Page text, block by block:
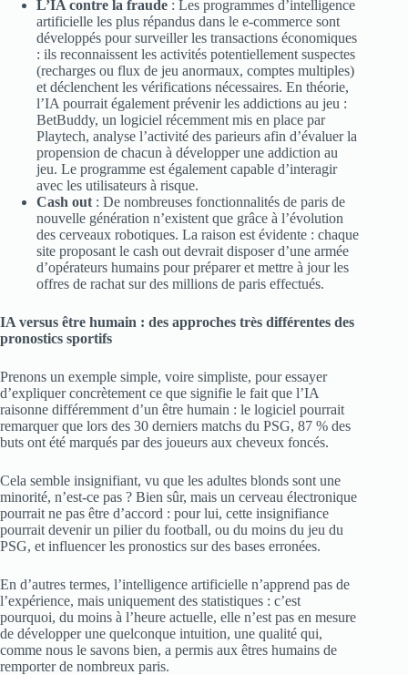
L’IA contre la fraude : Les programmes d’intelligence
artificielle les plus répandus dans le e-commerce sont
développés pour surveiller les transactions économiques
: ils reconnaissent les activités potentiellement suspectes
(recharges ou flux de jeu anormaux, comptes multiples)
et déclenchent les vérifications nécessaires. En théorie,
l’IA pourrait également prévenir les addictions au jeu :
BetBuddy, un logiciel récemment mis en place par
Playtech, analyse l’activité des parieurs afin d’évaluer la
propension de chacun à développer une addiction au
jeu. Le programme est également capable d’interagir
avec les utilisateurs à risque.
Cash out : De nombreuses fonctionnalités de paris de
nouvelle génération n’existent que grâce à l’évolution
des cerveaux robotiques. La raison est évidente : chaque
site proposant le cash out devrait disposer d’une armée
d’opérateurs humains pour préparer et mettre à jour les
offres de rachat sur des millions de paris effectués.
IA versus être humain : des approches très différentes des
pronostics sportifs
Prenons un exemple simple, voire simpliste, pour essayer
d’expliquer concrètement ce que signifie le fait que l’IA
raisonne différemment d’un être humain : le logiciel pourrait
remarquer que lors des 30 derniers matchs du PSG, 87 % des
buts ont été marqués par des joueurs aux cheveux foncés.
Cela semble insignifiant, vu que les adultes blonds sont une
minorité, n’est-ce pas ? Bien sûr, mais un cerveau électronique
pourrait ne pas être d’accord : pour lui, cette insignifiance
pourrait devenir un pilier du football, ou du moins du jeu du
PSG, et influencer les pronostics sur des bases erronées.
En d’autres termes, l’intelligence artificielle n’apprend pas de
l’expérience, mais uniquement des statistiques : c’est
pourquoi, du moins à l’heure actuelle, elle n’est pas en mesure
de développer une quelconque intuition, une qualité qui,
comme nous le savons bien, a permis aux êtres humains de
remporter de nombreux paris.